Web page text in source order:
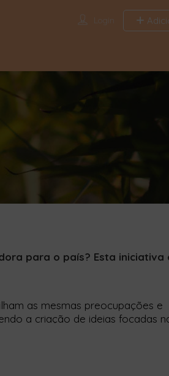
Publish date from
Login
para o país? Esta iniciativa
as mesmas preocupações e
a criação de ideias focadas
que estimula a geração jovem a